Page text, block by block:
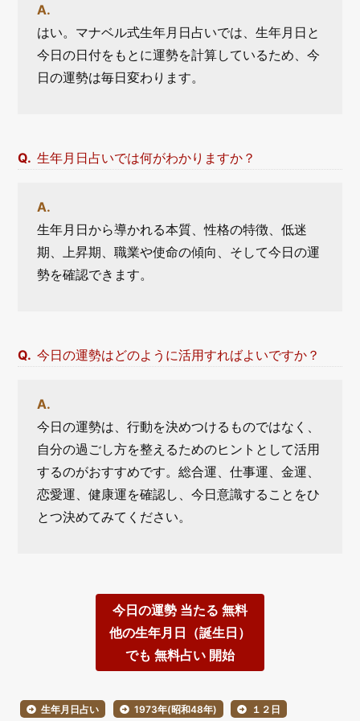
はい。マナベル式生年月日占いでは、生年月日と
今日の日付をもとに運勢を計算しているため、今
日の運勢は毎日変わります。
生年月日占いでは何がわかりますか？
生年月日から導かれる本質、性格の特徴、低迷
期、上昇期、職業や使命の傾向、そして今日の運
勢を確認できます。
今日の運勢はどのように活用すればよいですか？
今日の運勢は、行動を決めつけるものではなく、
自分の過ごし方を整えるためのヒントとして活用
するのがおすすめです。総合運、仕事運、金運、
恋愛運、健康運を確認し、今日意識することをひ
とつ決めてみてください。
今日の運勢 当たる 無料
他の生年月日（誕生日）
でも 無料占い 開始
生年月日占い 1973年(昭和48年) １２日